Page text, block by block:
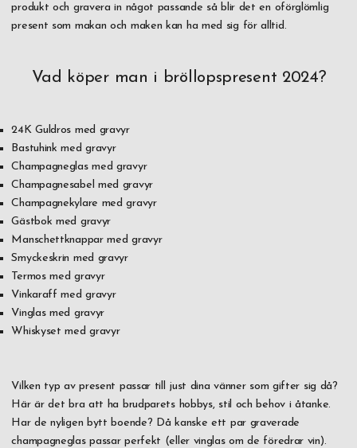
produkt och gravera in något passande så blir det en oförglömlig
present som makan och maken kan ha med sig för alltid.
Vad köper man i bröllopspresent 2024?
24K Guldros med gravyr
Bastuhink med gravyr
Champagneglas med gravyr
Champagnesabel med gravyr
Champagnekylare med gravyr
Gästbok med gravyr
Manschettknappar med gravyr
Smyckeskrin med gravyr
Termos med gravyr
Vinkaraff med gravyr
Vinglas med gravyr
Whiskyset med gravyr
Vilken typ av present passar till just dina vänner som gifter sig då?
Här är det bra att ha brudparets hobbys, stil och behov i åtanke.
Har de nyligen bytt boende? Då kanske ett par graverade
champagneglas passar perfekt (eller vinglas om de föredrar vin).